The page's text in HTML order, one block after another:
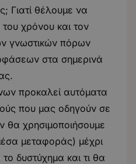
Γιατί θέλουμε να
χρόνου και τον
γνωστικών πόρων
στα σημερινά
προκαλεί αυτόματα
που μας οδηγούν σε
χρησιμοποιήσουμε
μεταφοράς) μέχρι
δυστύχημα και τι θα